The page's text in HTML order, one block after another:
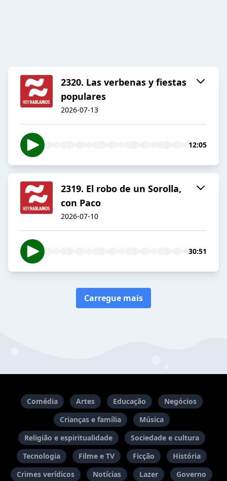
2320. Las verbenas y fiestas
populares
2026-07-13
12:05
2319. El robo de un Sorolla,
con Paco
2026-07-10
30:51
Carregue mais
Comédia Artes Educação
Negócios
Crianças e família
Música
Religião e espiritualidade
Sociedade e cultura
Tecnologia
Filme e TV Ficção
História
Crimes verídicos
Notícias Lazer Governo